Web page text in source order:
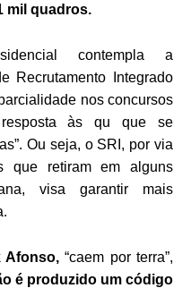
mil quadros.
contempla a
Recrutamento Integrado
nos concursos
às qu que se
Ou seja, o SRI, por via
que retiram em alguns
visa garantir mais
“caem por terra”,
é produzido um código